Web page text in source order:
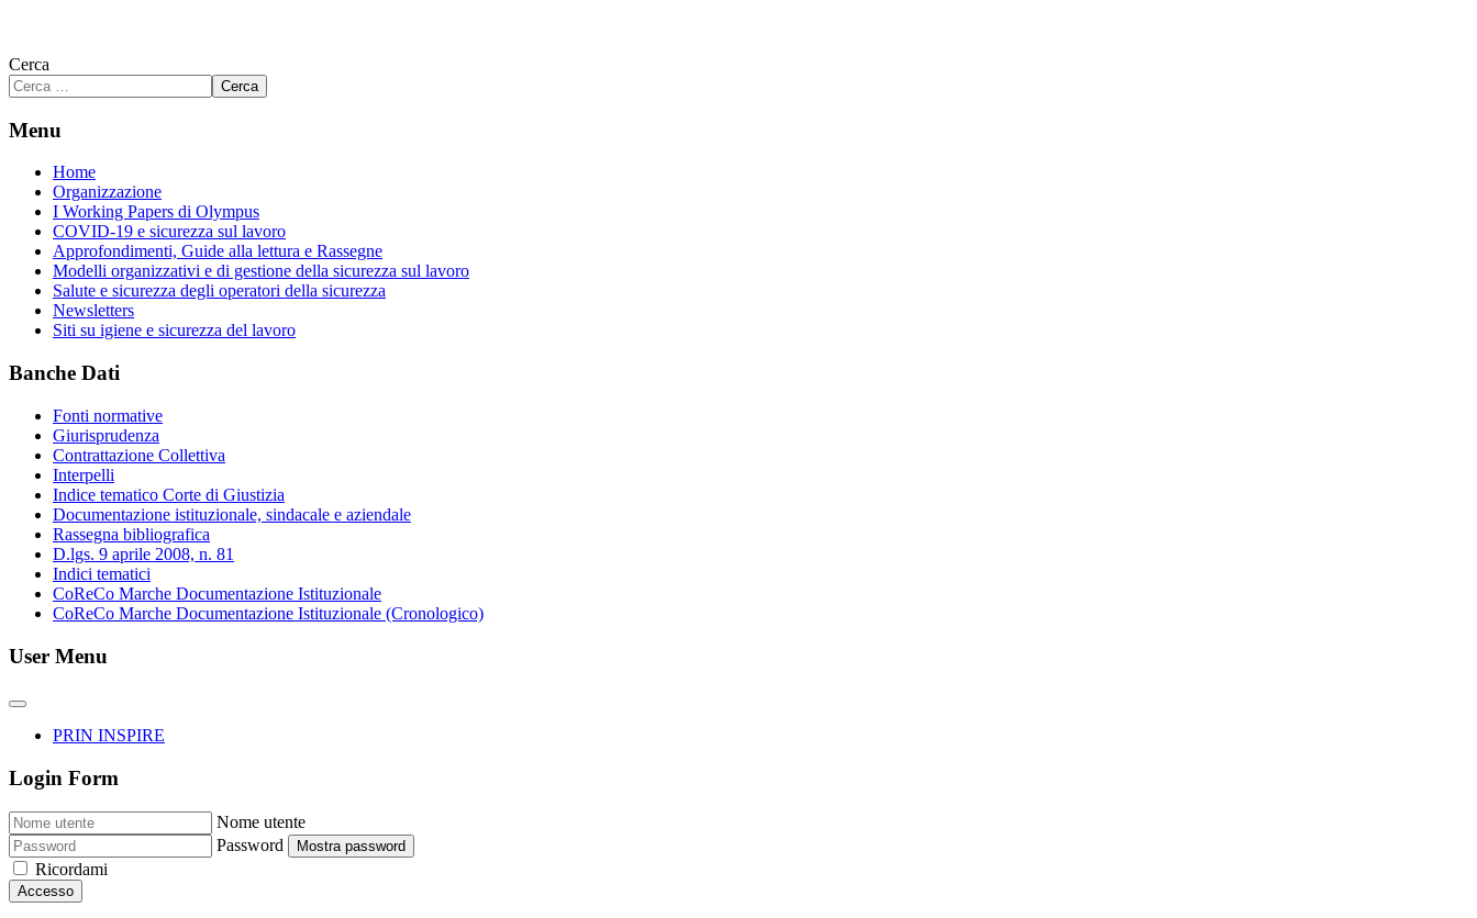
Cerca
Cerca
Menu
Home
Organizzazione
I Working Papers di Olympus
COVID-19 e sicurezza sul lavoro
Approfondimenti, Guide alla lettura e Rassegne
Modelli organizzativi e di gestione della sicurezza sul lavoro
Salute e sicurezza degli operatori della sicurezza
Newsletters
Siti su igiene e sicurezza del lavoro
Banche Dati
Fonti normative
Giurisprudenza
Contrattazione Collettiva
Interpelli
Indice tematico Corte di Giustizia
Documentazione istituzionale, sindacale e aziendale
Rassegna bibliografica
D.lgs. 9 aprile 2008, n. 81
Indici tematici
CoReCo Marche Documentazione Istituzionale
CoReCo Marche Documentazione Istituzionale (Cronologico)
User Menu
PRIN INSPIRE
Login Form
Nome utente
Password
Mostra password
Ricordami
Accesso